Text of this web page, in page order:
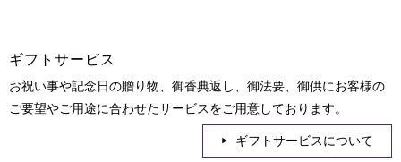
ギフトサービス
お祝い事や記念日の贈り物、御香典返し、御法要、御供にお客様の
ご要望やご用途に合わせたサービスをご用意しております。
ギフトサービスについて